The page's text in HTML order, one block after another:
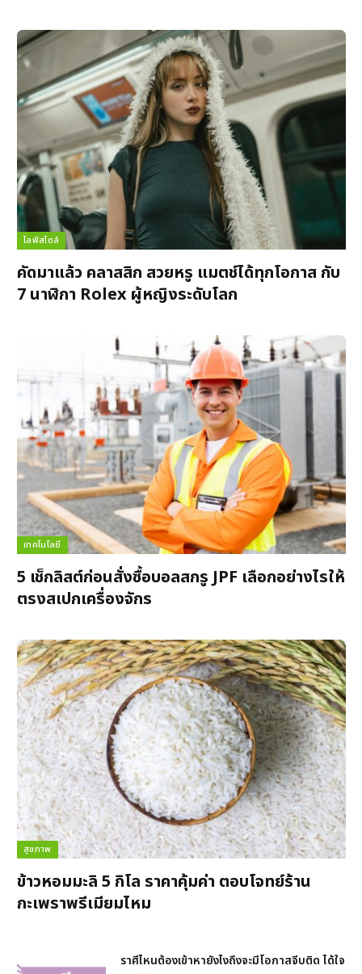
ไลฟ์สไตล์
คัดมาแล้ว คลาสสิก สวยหรู แมตช์ได้ทุกโอกาส กับ
7 นาฬิกา Rolex ผู้หญิงระดับโลก
เทคโนโลยี
5 เช็กลิสต์ก่อนสั่งซื้อบอลสกรู JPF เลือกอย่างไรให้
ตรงสเปกเครื่องจักร
สุขภาพ
ข้าวหอมมะลิ 5 กิโล ราคาคุ้มค่า ตอบโจทย์ร้าน
กะเพราพรีเมียมไหม
ราศีไหนต้องเข้าหายังไงถึงจะมีโอกาสจีบติด ได้ใจ